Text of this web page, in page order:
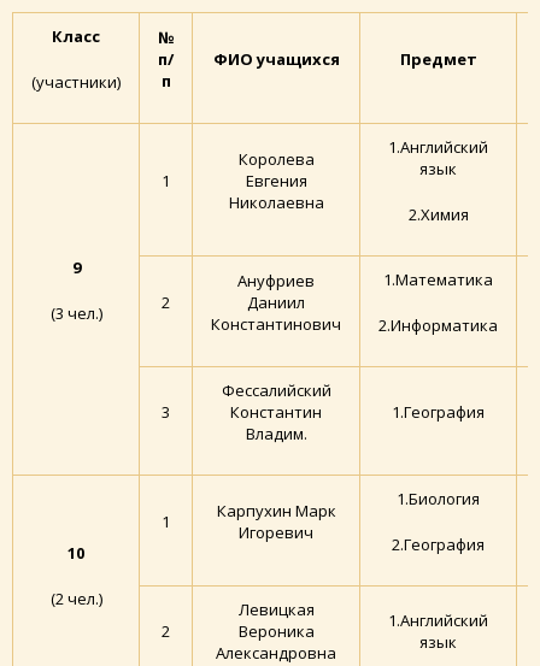
Класс
(участники)
№
п/
п
ФИО учащихся Предмет
9
(3 чел.)
1
Королева
Евгения
Николаевна
1.Английский
язык
2.Химия
2
Ануфриев
Даниил
Константинович
1.Математика
2.Информатика
3
Фессалийский
Константин
Владим.
1.География
10
(2 чел.)
1
Карпухин Марк
Игоревич
1.Биология
2.География
2
Левицкая
Вероника
Александровна
1.Английский
язык